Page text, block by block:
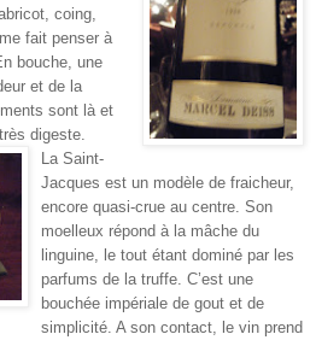
coing,
fait penser à
bouche, une
et de la
sont là et
digeste.
La Saint-
Jacques est un modèle de fraicheur,
encore quasi-crue au centre. Son
moelleux répond à la mâche du
linguine, le tout étant dominé par les
parfums de la truffe. C’est une
bouchée impériale de gout et de
simplicité. A son contact, le vin prend